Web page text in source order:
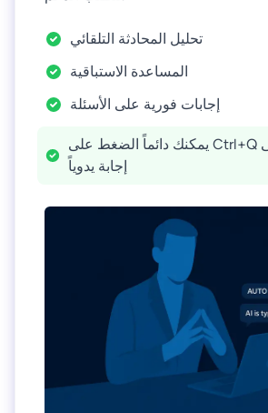
تحليل المحادثة التلقائي
المساعدة الاستباقية
إجابات فورية على الأسئلة
يمكنك دائماً الضغط على Ctrl+Q للحصول على
إجابة يدوياً